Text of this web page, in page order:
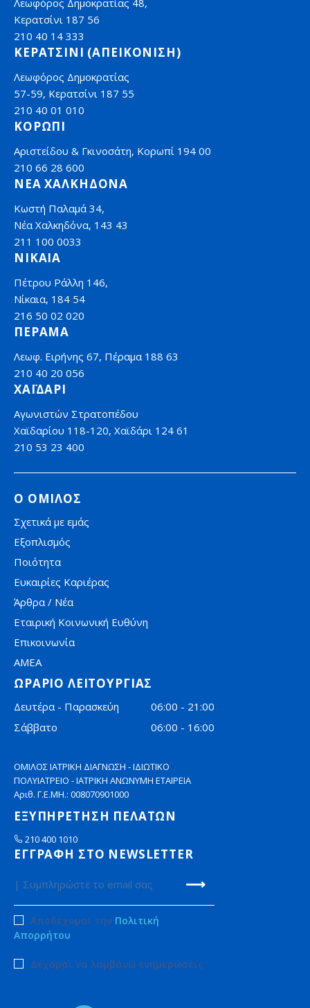
Κερατσίνι 187 56
210 40 14 333
ΚΕΡΑΤΣΙΝΙ (ΑΠΕΙΚΟΝΙΣΗ)
Λεωφόρος Δημοκρατίας
57-59, Κερατσίνι 187 55
210 40 01 010
ΚΟΡΩΠΙ
Αριστείδου & Γκινοσάτη, Κορωπί 194 00
210 66 28 600
ΝΕΑ ΧΑΛΚΗΔΟΝΑ
Κωστή Παλαμά 34,
Νέα Χαλκηδόνα, 143 43
211 100 0033
ΝΙΚΑΙΑ
Πέτρου Ράλλη 146,
Νίκαια, 184 54
216 50 02 020
ΠΕΡΑΜΑ
Λεωφ. Ειρήνης 67, Πέραμα 188 63
210 40 20 056
ΧΑΪΔΑΡΙ
Αγωνιστών Στρατοπέδου
Χαϊδαρίου 118-120, Χαϊδάρι 124 61
210 53 23 400
Ο ΟΜΙΛΟΣ
Σχετικά με εμάς
Εξοπλισμός
Ποιότητα
Ευκαιρίες Καριέρας
Άρθρα / Νέα
Εταιρική Κοινωνική Ευθύνη
Επικοινωνία
AMEA
ΩΡΑΡΙΟ ΛΕΙΤΟΥΡΓΙΑΣ
Δευτέρα - Παρασκεύη
06:00 - 21:00
Σάββατο
06:00 - 16:00
ΟΜΙΛΟΣ ΙΑΤΡΙΚΗ ΔΙΑΓΝΩΣΗ - ΙΔΙΩΤΙΚΟ
ΠΟΛΥΙΑΤΡΕΙΟ - ΙΑΤΡΙΚΗ ΑΝΩΝΥΜΗ ΕΤΑΙΡΕΙΑ
Αριθ. Γ.Ε.ΜΗ.: 008070901000
ΕΞΥΠΗΡΕΤΗΣΗ ΠΕΛΑΤΩΝ
210 400 1010
ΕΓΓΡΑΦΗ ΣΤΟ NEWSLETTER
Αποδέχομαι την Πολιτική
Απορρήτου
Δέχομαι να λαμβάνω ενημερώσεις.